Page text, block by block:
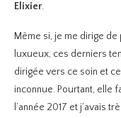
Elixier.
Même si, je me dirige
luxueux, ces derniers
dirigée vers ce soin et
inconnue. Pourtant, elle
l’année 2017 et j’avais